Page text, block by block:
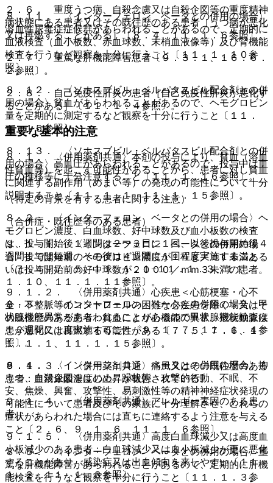
８．１１． 〈インターフェロン ベータとの併用の場合〉
溶血性尿毒症症候群があらわれることがあるので、定期的に
血液検査（血小板数、赤血球数、末梢血液像等）及び腎機能
検査を行うなど観察を十分に行うこと〔１１．１．１０参
照〕。
８．１２． 〈ソホスブビル・ベルパタスビル配合剤との併
用の場合〉貧血があらわれることがあるので、ヘモグロビン
量を定期的に測定するなど観察を十分に行うこと〔１１．
１．１５参照〕。
８．１３． 〈ソホスブビル・ベルパタスビル配合剤との併
用の場合〉高血圧があらわれることがあるので、投与中は血
圧の推移等に十分注意すること〔１１．１．１６参照〕。
（特定の背景を有する患者に関する注意）
（合併症・既往歴等のある患者）
９．１．１． 〈インターフェロン ベータとの併用の場
合〉投与開始前のヘモグロビン濃度が１４ｇ／ｄＬ未満ある
いは投与開始前の好中球数が２０００／ｍｍ３未満の患者。
９．１．２． 〈併用薬剤共通〉心疾患＜心筋梗塞・心不
全・不整脈等のコントロールの困難な心疾患を除く＞又はそ
の既往歴のある患者：貧血により心機能の異常、冠状動脈疾
患が悪化又は再燃する可能性がある〔７．５、７．６、１
１．１．１、１１．１．１５参照〕。
９．１．３． 〈併用薬剤共通〉痛風又はその既往歴のある
患者：血清尿酸濃度の上昇が報告されている。
９．１．４． 〈併用薬剤共通〉アレルギー素因のある患
者。
９．１．５． 〈併用薬剤共通〉高度白血球減少又は高度血
小板減少のある患者：白血球減少又は血小板減少が更に悪化
することがあり、感染症又は出血傾向を来しやすい〔１１．
１．２、１１．１．３参照〕。
２．６． 重度うつ病、自殺念慮又は自殺企図等の重度精神
病状態にある患者又はその既往歴のある患者［うつ病が悪化
又は再燃することがある］〔８．４、１１．１．６参照〕。
２．７． 重篤な肝機能障害患者〔９．３．１、１６．６．
２参照〕。
２．８． 自己免疫性肝炎の患者［自己免疫性肝炎が悪化す
ることがある］〔１１．１．４参照〕。
重要な基本的注意
８．１． 〈併用薬剤共通〉本剤の投与により、貧血（溶血
性貧血等）を起こす可能性があることから、患者に対し貧血
に関連する副作用（めまい等）の発現の可能性について十分
説明すること〔１１．１．１、１１．１．１５参照〕。
８．２． 〈インターフェロン ベータとの併用の場合〉ヘ
モグロビン濃度、白血球数、好中球数及び血小板数の検査
は、投与開始後１週間は２〜３日に１回、以後投与開始後４
週間までは毎週、その後は４週間に１回程度実施すること
〔７．４、７．５、１１．１．１−１１．１．３、１１．
１．１０、１１．１．１１参照〕。
８．３． 〈インターフェロン ベータとの併用の場合〉甲
状腺機能異常があらわれることがあるので甲状腺機能検査は
１２週間に１度実施すること〔９．１．７、１１．１．４参
照〕。
８．４． 〈インターフェロン ベータとの併用の場合〉抑
うつ、自殺企図をはじめ、躁状態、攻撃的行動、不眠、不
安、焦燥、興奮、攻撃性、易刺激性等の精神神経症状発現の
可能性について患者及びその家族に十分理解させ、これらの
症状があらわれた場合には直ちに連絡するよう注意を与える
こと〔２．６、９．１．６、１１．１．６参照〕。
８．５． 〈インターフェロン ベータとの併用の場合〉重
篤な肝機能障害があらわれることがあるので、定期的に肝機
能検査を行うなど観察を十分に行うこと〔１１．１．３参